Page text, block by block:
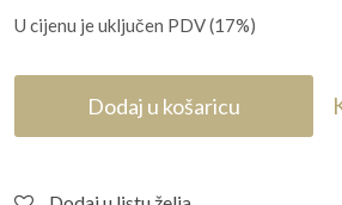
U cijenu je uključen PDV (17%)
Dodaj u košaricu